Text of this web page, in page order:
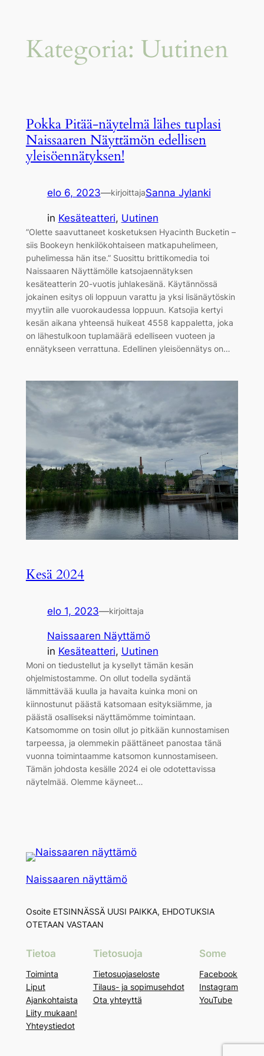
sisältöönKategoria: Uutinen
Pokka Pitää-näytelmä lähes tuplasi
Naissaaren Näyttämön edellisen
yleisöennätyksen!
elo 6, 2023—kirjoittajaSanna Jylanki
in Kesäteatteri, Uutinen
”Olette saavuttaneet kosketuksen Hyacinth Bucketin –
siis Bookeyn henkilökohtaiseen matkapuhelimeen,
puhelimessa hän itse.” Suosittu brittikomedia toi
Naissaaren Näyttämölle katsojaennätyksen
kesäteatterin 20-vuotis juhlakesänä. Käytännössä
jokainen esitys oli loppuun varattu ja yksi lisänäytöskin
myytiin alle vuorokaudessa loppuun. Katsojia kertyi
kesän aikana yhteensä huikeat 4558 kappaletta, joka
on lähestulkoon tuplamäärä edelliseen vuoteen ja
ennätykseen verrattuna. Edellinen yleisöennätys on…
Kesä 2024
elo 1, 2023—kirjoittaja
Naissaaren Näyttämö
in Kesäteatteri, Uutinen
Moni on tiedustellut ja kysellyt tämän kesän
ohjelmistostamme. On ollut todella sydäntä
lämmittävää kuulla ja havaita kuinka moni on
kiinnostunut päästä katsomaan esityksiämme, ja
päästä osalliseksi näyttämömme toimintaan.
Katsomomme on tosin ollut jo pitkään kunnostamisen
tarpeessa, ja olemmekin päättäneet panostaa tänä
vuonna toimintaamme katsomon kunnostamiseen.
Tämän johdosta kesälle 2024 ei ole odotettavissa
näytelmää. Olemme käyneet…
Naissaaren näyttämö
Osoite ETSINNÄSSÄ UUSI PAIKKA, EHDOTUKSIA
OTETAAN VASTAAN
Tietoa
Toiminta
Liput
Ajankohtaista
Liity mukaan!
Yhteystiedot
Tietosuoja
Tietosuojaseloste
Tilaus- ja sopimusehdot
Ota yhteyttä
Some
Facebook
Instagram
YouTube